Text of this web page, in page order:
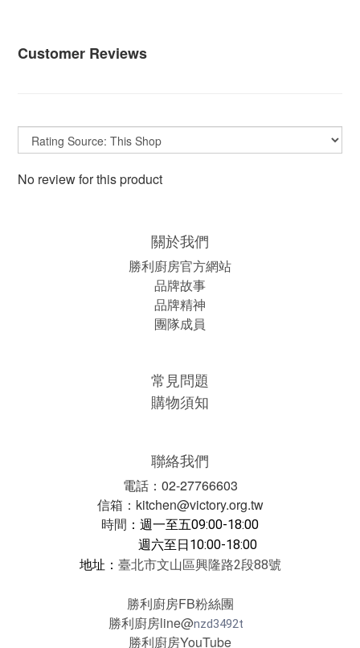
Customer Reviews
No review for this product
關於我們
勝利廚房官方網站
品牌故事
品牌精神
團隊成員
常見問題
購物須知
聯絡我們
電話：02-27766603
信箱：kitchen@victory.org.tw
時間 ： 週一至五09:00-18:00
週六至日10:00-18:00
地址： 臺北市文山區興隆路2段88號
勝利廚房FB粉絲團
勝利廚房line@nzd3492t
勝利廚房YouTube